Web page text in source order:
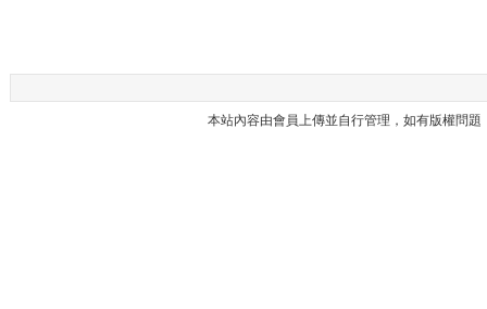
本站內容由會員上傳並自行管理，如有版權問